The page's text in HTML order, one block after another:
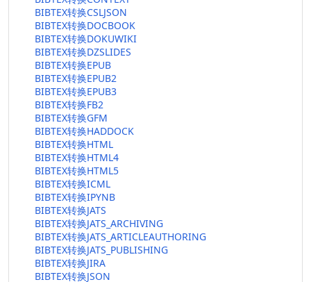
BIBTEX转换CSLJSON
BIBTEX转换DOCBOOK
BIBTEX转换DOKUWIKI
BIBTEX转换DZSLIDES
BIBTEX转换EPUB
BIBTEX转换EPUB2
BIBTEX转换EPUB3
BIBTEX转换FB2
BIBTEX转换GFM
BIBTEX转换HADDOCK
BIBTEX转换HTML
BIBTEX转换HTML4
BIBTEX转换HTML5
BIBTEX转换ICML
BIBTEX转换IPYNB
BIBTEX转换JATS
BIBTEX转换JATS_ARCHIVING
BIBTEX转换JATS_ARTICLEAUTHORING
BIBTEX转换JATS_PUBLISHING
BIBTEX转换JIRA
BIBTEX转换JSON